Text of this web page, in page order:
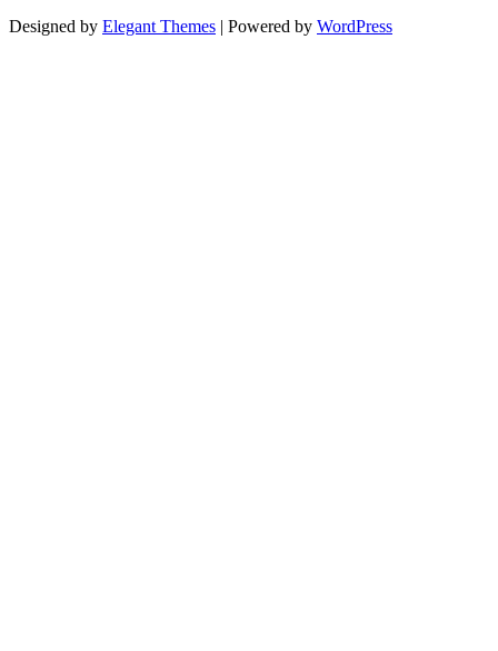
Designed by Elegant Themes | Powered by WordPress